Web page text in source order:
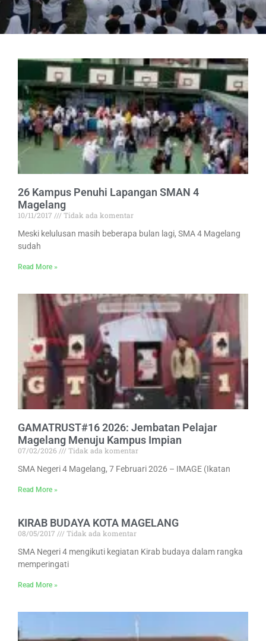
26 Kampus Penuhi Lapangan SMAN 4
Magelang
10/11/2017
Tidak ada komentar
Meski kelulusan masih beberapa bulan lagi, SMA 4 Magelang
sudah
Read More »
GAMATRUST#16 2026: Jembatan Pelajar
Magelang Menuju Kampus Impian
07/02/2026
Tidak ada komentar
SMA Negeri 4 Magelang, 7 Februari 2026 – IMAGE (Ikatan
Read More »
KIRAB BUDAYA KOTA MAGELANG
08/05/2017
Tidak ada komentar
SMA Negeri 4 mengikuti kegiatan Kirab budaya dalam rangka
memperingati
Read More »